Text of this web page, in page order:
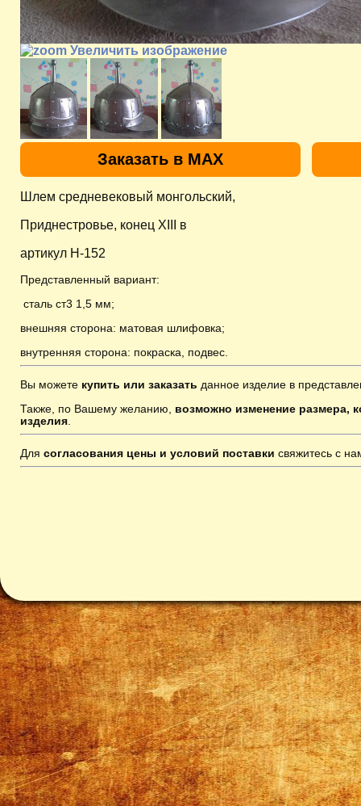
Увеличить изображение
Заказать в MAX
Шлем средневековый монгольский,
Приднестровье, конец XIII в
артикул H-152
Представленный вариант:
сталь ст3 1,5 мм;
внешняя сторона: матовая шлифовка;
внутренняя сторона: покраска, подвес
Вы можете купить или заказать данное изделие в
Также, по Вашему желанию, возможно изменение размера,
изделия
Для согласования цены и условий поставки свяжитесь с